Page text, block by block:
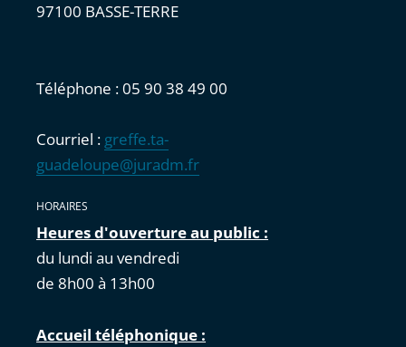
97100 BASSE-TERRE
Téléphone : 05 90 38 49 00
Courriel : greffe.ta-
guadeloupe@juradm.fr
HORAIRES
Heures d'ouverture au public :
du lundi au vendredi
de 8h00 à 13h00
Accueil téléphonique :